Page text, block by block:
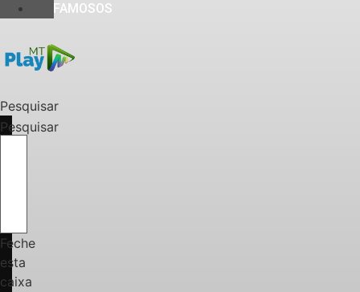
FAMOSOS
Pesquisar
Pesquisar
Feche
esta
caixa